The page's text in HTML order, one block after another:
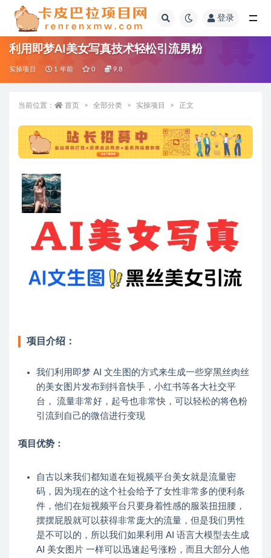
登录
利用即梦AI美女写真技术轻松引流男粉
实操项目 1 年前 0 9.8
当前位置： 首页 全部分类 实操项目 正文
项目介绍：
我们利用即梦 AI 文生图的方式来生成一些穿黑丝肉丝
的美女图片发布到抖音快手，小红书等各大社交平
台， 流量非常好，起号也非常快，可以轻松的将色粉
引流到自己的微信进行变现
项目优势：
自古以来我们都知道在短视频平台美女就是流量密
码，因为现在的这个社会给予了女性非常多的便利条
件，他们在短视频平台只要身着性感的服装扭扭腰，
摆摆屁股就可以获得非常庞大的流量，但是我们男性
是不可以的，所以我们如果利用 AI 语言大模型去生成
AI 美女图片 一样可以迅速起号涨粉，而且大部分人他
全部